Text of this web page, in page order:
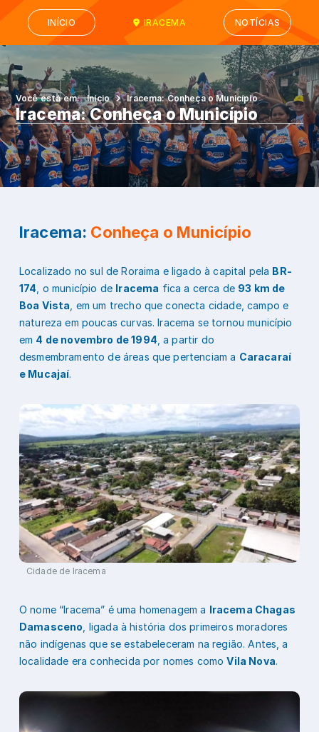
INÍCIO IRACEMA NOTÍCIAS
Você está em: Início Iracema: Conheça o Município
Iracema: Conheça o Município
Iracema: Conheça o Município
Localizado no sul de Roraima e ligado à capital pela BR-
174 , o município de Iracema fica a cerca de 93 km de
Boa Vista , em um trecho que conecta cidade, campo e
natureza em poucas curvas. Iracema se tornou município
em 4 de novembro de 1994 , a partir do
desmembramento de áreas que pertenciam a Caracaraí
e Mucajaí.
Cidade de Iracema
O nome “Iracema” é uma homenagem a Iracema Chagas
Damasceno , ligada à história dos primeiros moradores
não indígenas que se estabeleceram na região. Antes, a
localidade era conhecida por nomes comoVila Nova.